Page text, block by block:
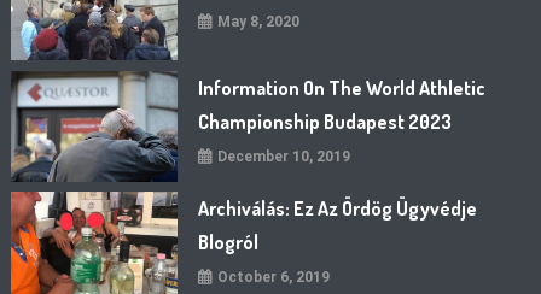
May 8, 2020
Information On The World Athletic
Championship Budapest 2023
December 10, 2019
Archiválás: Ez Az Ördög Ügyvédje
Blogról
October 6, 2019